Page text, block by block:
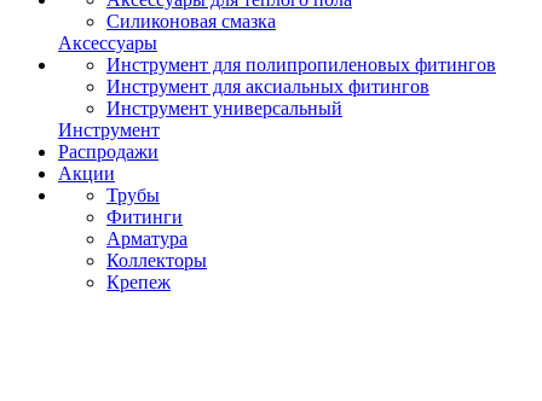
Силиконовая смазка
Аксессуары
Инструмент для полипропиленовых фитингов
Инструмент для аксиальных фитингов
Инструмент универсальный
Инструмент
Распродажи
Акции
Трубы
Фитинги
Арматура
Коллекторы
Крепеж